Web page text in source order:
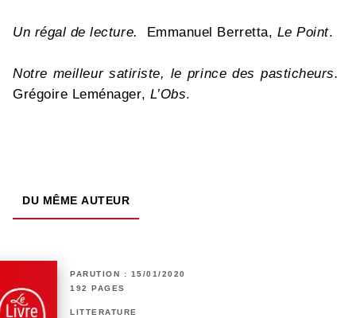
Un régal de lecture. Emmanuel Berretta, Le Point.
Notre meilleur satiriste, le prince des pasticheurs.
Grégoire Leménager, L’Obs.
DU MÊME AUTEUR
PARUTION : 15/01/2020
192 PAGES
LITTÉRATURE